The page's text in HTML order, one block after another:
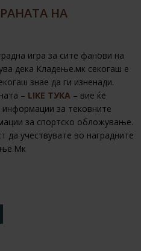
НА
игра за сите фанови на
дека Кладење.мк секогаш е
знае да ги изненади.
– LIKE ТУКА – вие ќе
за тековните
за спортско обложување.
учествувате во наградните